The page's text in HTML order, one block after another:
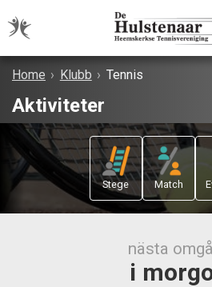
Home › Klubb › Tennis
Aktiviteter
Stege Match
nästa
i